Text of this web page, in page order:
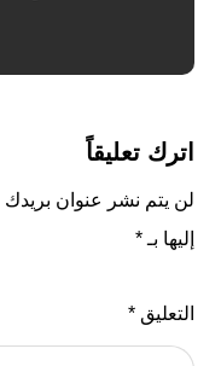
اترك تعليقاً
لن يتم نشر عنوان بريدك
إليها بـ*
التعليق*